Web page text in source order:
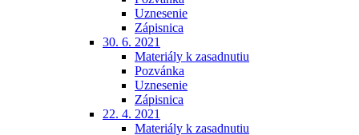
Uznesenie
Zápisnica
30. 6. 2021
Materiály k zasadnutiu
Pozvánka
Uznesenie
Zápisnica
22. 4. 2021
Materiály k zasadnutiu